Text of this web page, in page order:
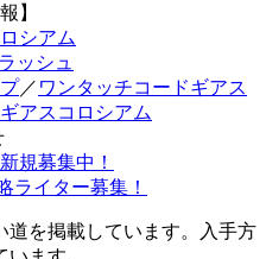
】
シアム
ッシュ
／ ワンタッチコードギアス
アスコロシアム
規募集中！
ライター募集！
道を掲載しています。入手方